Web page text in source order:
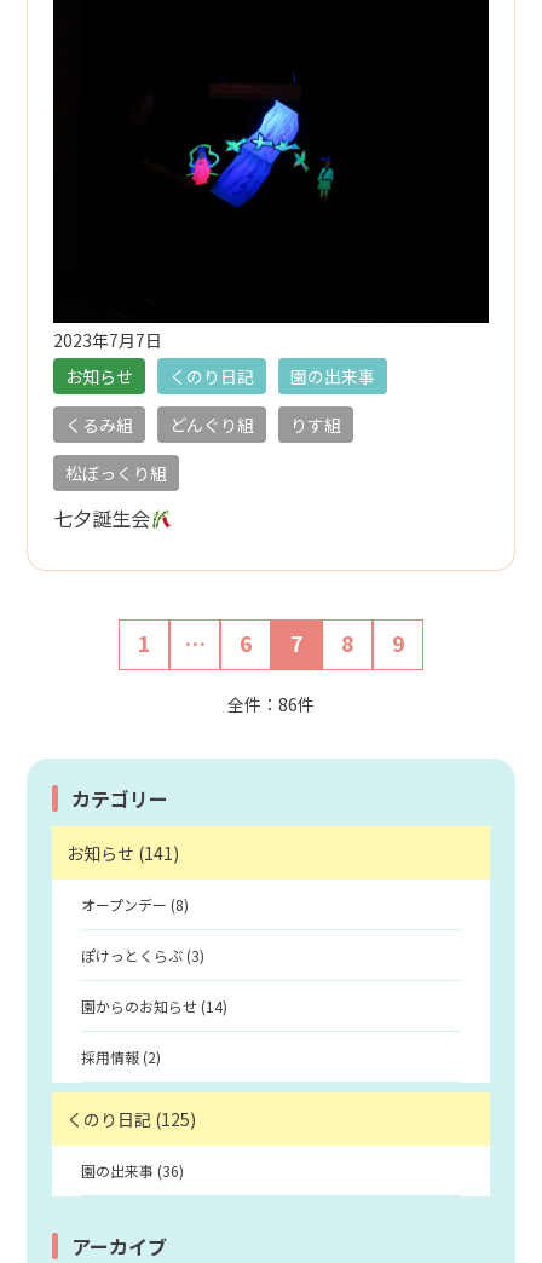
2023年7月7日
お知らせ
くのり日記
園の出来事
くるみ組
どんぐり組
りす組
松ぼっくり組
七夕誕生会
1 … 6 7 8 9
全件：86件
カテゴリー
お知らせ (141)
オープンデー (8)
ぽけっとくらぶ (3)
園からのお知らせ (14)
採用情報 (2)
くのり日記 (125)
園の出来事 (36)
アーカイブ